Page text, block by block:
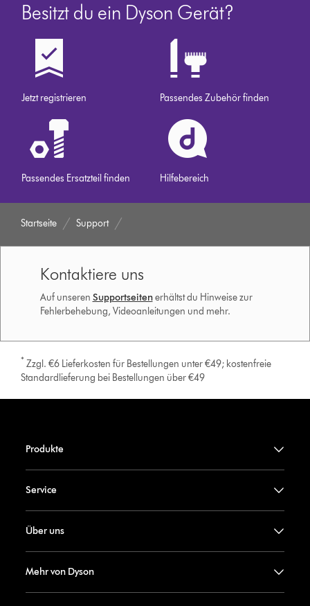
Besitzt du ein Dyson Gerät?
Jetzt registrieren Passendes Zubehör finden
Passendes Ersatzteil finden Hilfebereich
Startseite Support
Kontaktiere uns
Auf unseren Supportseiten erhältst du Hinweise zur
Fehlerbehebung, Videoanleitungen und mehr.
* Zzgl. €6 Lieferkosten für Bestellungen unter €49; kostenfreie
Standardlieferung bei Bestellungen über €49
Produkte
Service
Über uns
Mehr von Dyson